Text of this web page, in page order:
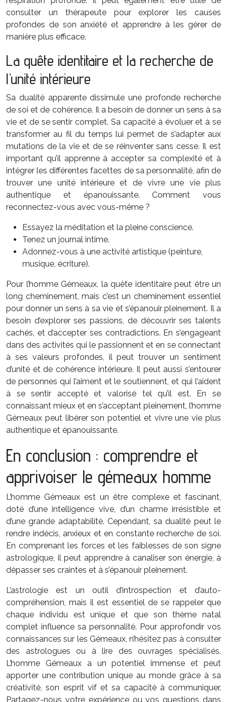
consulter un thérapeute pour explorer les causes
profondes de son anxiété et apprendre à les gérer de
manière plus efficace.
La quête identitaire et la recherche de
l’unité intérieure
Sa dualité apparente dissimule une profonde recherche
de soi et de cohérence. Il a besoin de donner un sens à sa
vie et de se sentir complet. Sa capacité à évoluer et à se
transformer au fil du temps lui permet de s’adapter aux
mutations de la vie et de se réinventer sans cesse. Il est
important qu’il apprenne à accepter sa complexité et à
intégrer les différentes facettes de sa personnalité, afin de
trouver une unité intérieure et de vivre une vie plus
authentique et épanouissante. Comment vous
reconnectez-vous avec vous-même ?
Essayez la méditation et la pleine conscience.
Tenez un journal intime.
Adonnez-vous à une activité artistique (peinture,
musique, écriture).
Pour l’homme Gémeaux, la quête identitaire peut être un
long cheminement, mais c’est un cheminement essentiel
pour donner un sens à sa vie et s’épanouir pleinement. Il a
besoin d’explorer ses passions, de découvrir ses talents
cachés, et d’accepter ses contradictions. En s’engageant
dans des activités qui le passionnent et en se connectant
à ses valeurs profondes, il peut trouver un sentiment
d’unité et de cohérence intérieure. Il peut aussi s’entourer
de personnes qui l’aiment et le soutiennent, et qui l’aident
à se sentir accepté et valorisé tel qu’il est. En se
connaissant mieux et en s’acceptant pleinement, l’homme
Gémeaux peut libérer son potentiel et vivre une vie plus
authentique et épanouissante.
En conclusion : comprendre et
apprivoiser le gémeaux homme
L’homme Gémeaux est un être complexe et fascinant,
doté d’une intelligence vive, d’un charme irrésistible et
d’une grande adaptabilité. Cependant, sa dualité peut le
rendre indécis, anxieux et en constante recherche de soi.
En comprenant les forces et les faiblesses de son signe
astrologique, il peut apprendre à canaliser son énergie, à
dépasser ses craintes et à s’épanouir pleinement.
L’astrologie est un outil d’introspection et d’auto-
compréhension, mais il est essentiel de se rappeler que
chaque individu est unique et que son thème natal
complet influence sa personnalité. Pour approfondir vos
connaissances sur les Gémeaux, n’hésitez pas à consulter
des astrologues ou à lire des ouvrages spécialisés.
L’homme Gémeaux a un potentiel immense et peut
apporter une contribution unique au monde grâce à sa
créativité, son esprit vif et sa capacité à communiquer.
Partagez-nous votre expérience ou vos questions dans